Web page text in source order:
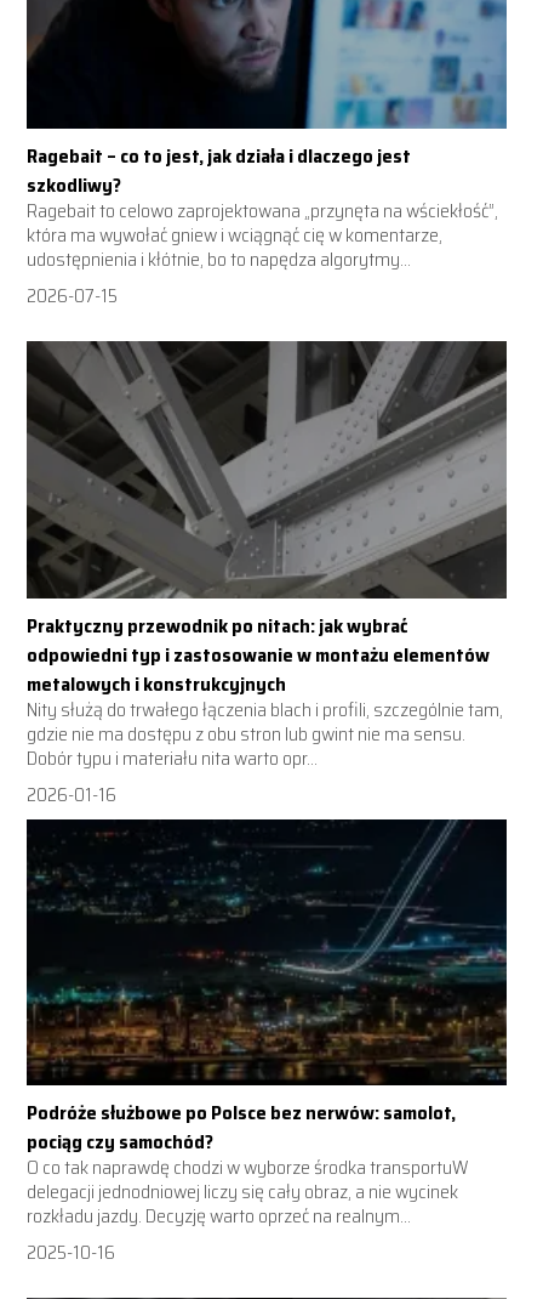
Ragebait – co to jest, jak działa i dlaczego jest
szkodliwy?
Ragebait to celowo zaprojektowana „przynęta na wściekłość”,
która ma wywołać gniew i wciągnąć cię w komentarze,
udostępnienia i kłótnie, bo to napędza algorytmy...
2026-07-15
Praktyczny przewodnik po nitach: jak wybrać
odpowiedni typ i zastosowanie w montażu elementów
metalowych i konstrukcyjnych
Nity służą do trwałego łączenia blach i profili, szczególnie tam,
gdzie nie ma dostępu z obu stron lub gwint nie ma sensu.
Dobór typu i materiału nita warto opr...
2026-01-16
Podróże służbowe po Polsce bez nerwów: samolot,
pociąg czy samochód?
O co tak naprawdę chodzi w wyborze środka transportuW
delegacji jednodniowej liczy się cały obraz, a nie wycinek
rozkładu jazdy. Decyzję warto oprzeć na realnym...
2025-10-16